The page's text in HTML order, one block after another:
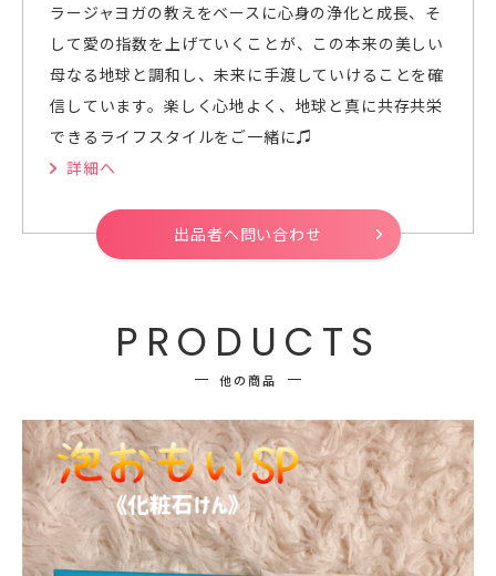
ラージャヨガの教えをベースに心身の浄化と成長、そ
して愛の指数を上げていくことが、この本来の美しい
母なる地球と調和し、未来に手渡していけることを確
信しています。楽しく心地よく、地球と真に共存共栄
できるライフスタイルをご一緒に♫
詳細へ
出品者へ問い合わせ
PRODUCTS
他の商品